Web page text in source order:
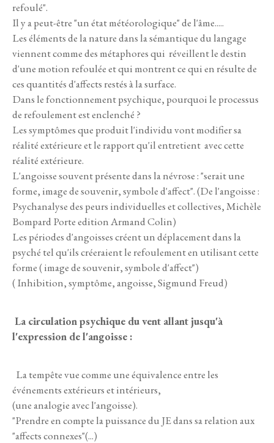
refoulé".
Il y a peut-être "un état météorologique" de l'âme.....
Les éléments de la nature dans la sémantique du langage
viennent comme des métaphores qui réveillent le destin
d'une motion refoulée et qui montrent ce qui en résulte de
ces quantités d'affects restés à la surface.
Dans le fonctionnement psychique, pourquoi le processus
de refoulement est enclenché ?
Les symptômes que produit l'individu vont modifier sa
réalité extérieure et le rapport qu'il entretient avec cette
réalité extérieure.
L'angoisse souvent présente dans la névrose : "serait une
forme, image de souvenir, symbole d'affect". (De l'angoisse :
Psychanalyse des peurs individuelles et collectives, Michèle
Bompard Porte edition Armand Colin)
Les périodes d'angoisses créent un déplacement dans la
psyché tel qu'ils créeraient le refoulement en utilisant cette
forme ( image de souvenir, symbole d'affect")
( Inhibition, symptôme, angoisse, Sigmund Freud)
La circulation psychique du vent allant jusqu'à
l'expression de l'angoisse :
La tempête vue comme une équivalence entre les
événements extérieurs et intérieurs,
(une analogie avec l'angoisse).
"Prendre en compte la puissance du JE dans sa relation aux
"affects connexes"(...)